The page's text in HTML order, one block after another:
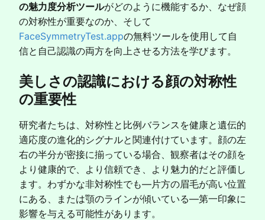
の魅力度分析ツールがどのように機能するか、なぜ顔
の対称性が重要なのか、そして
FaceSymmetryTest.appの無料ツールを使用して自
信と自己認識の両方を向上させる方法を学びます。
美しさの認識における顔の対称性
の重要性
研究者たちは、対称性と比例バランスを健康と遺伝的
適応度の進化的シグナルと関連付けています。顔の左
右の半分が密接に揃っている場合、観察者はその顔を
より健康的で、より信頼でき、より魅力的だと評価し
ます。わずかな非対称性でも—片方の眉毛が高い位置
にある、または顎のラインが傾いている—第一印象に
影響を与える可能性があります。